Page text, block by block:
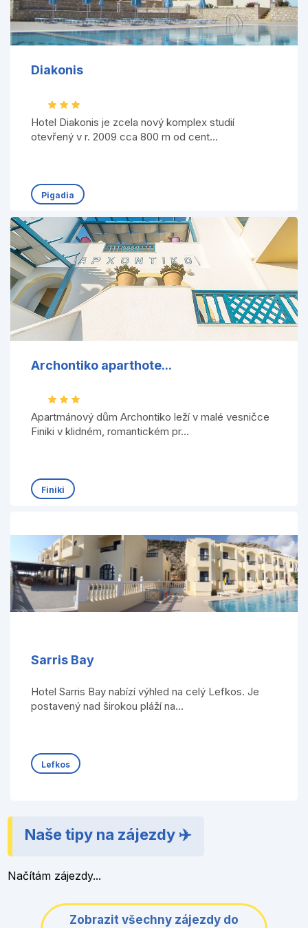
Diakonis
Hotel Diakonis je zcela nový komplex studií
otevřený v r. 2009 cca 800 m od cent...
Pigadia
Archontiko aparthote...
Apartmánový dům Archontiko leží v malé vesničce
Finiki v klidném, romantickém pr...
Finiki
Sarris Bay
Hotel Sarris Bay nabízí výhled na celý Lefkos. Je
postavený nad širokou pláží na...
Lefkos
Naše tipy na zájezdy ✈️
Načítám zájezdy...
Zobrazit všechny zájezdy do